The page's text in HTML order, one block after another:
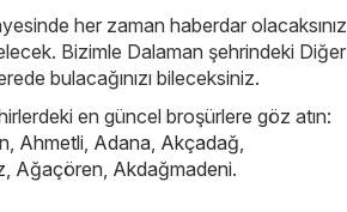
her zaman haberdar olacaksınız
Bizimle Dalaman şehrindeki Diğer
bulacağınızı bileceksiniz.
en güncel broşürlere göz atın:
Ahmetli Adana Akçadağ
Ağaçören Akdağmadeni.